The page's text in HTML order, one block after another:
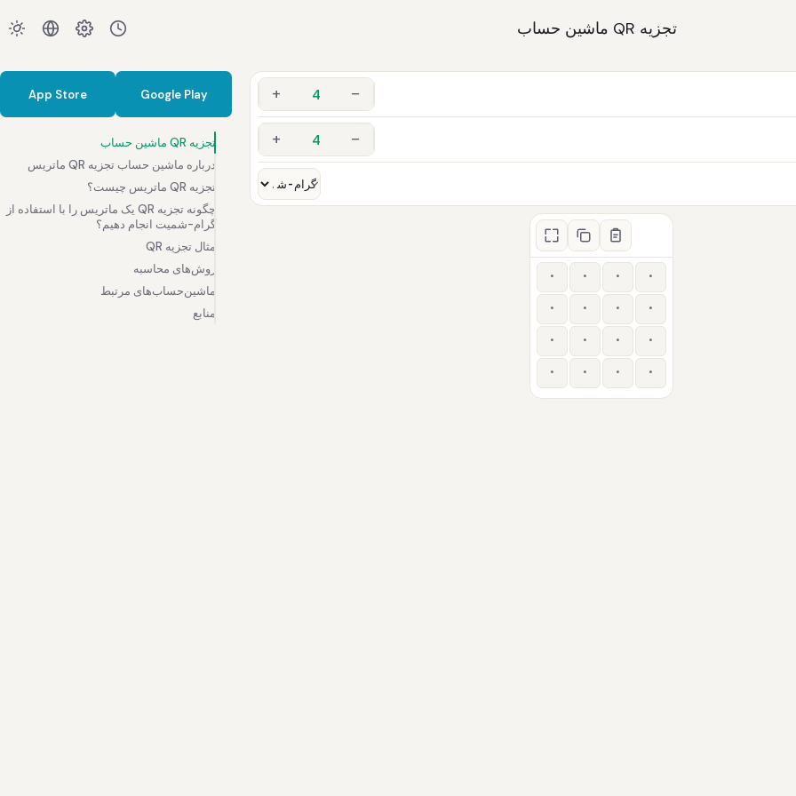
تجزیه QR ماشین حساب
−
+
−
+
Google Play
App Store
تجزیه QR ماشین حساب
درباره ماشین حساب تجزیه QR ماتریس
تجزیه QR ماتریس چیست؟
چگونه تجزیه QR یک ماتریس را با استفاده از
گرام-شمیت انجام دهیم؟
مثال تجزیه QR
روش‌های محاسبه
ماشین‌حساب‌های مرتبط
منابع